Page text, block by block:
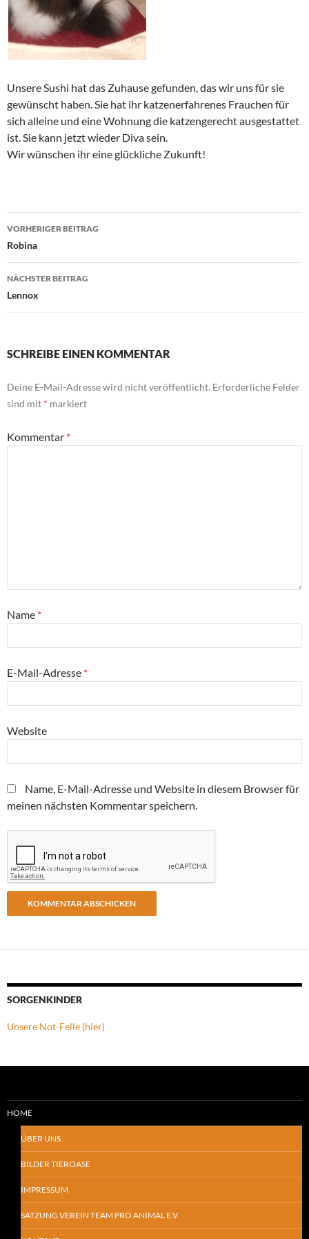
Unsere Sushi hat das Zuhause gefunden, das wir uns für sie
gewünscht haben. Sie hat ihr katzenerfahrenes Frauchen für
sich alleine und eine Wohnung die katzengerecht ausgestattet
ist. Sie kann jetzt wieder Diva sein.
Wir wünschen ihr eine glückliche Zukunft!
Beitragsnavigation
VORHERIGER BEITRAG
Robina
NÄCHSTER BEITRAG
Lennox
SCHREIBE EINEN KOMMENTAR
Deine E-Mail-Adresse wird nicht veröffentlicht. Erforderliche Felder
sind mit * markiert
Kommentar *
Name *
E-Mail-Adresse *
Website
Name, E-Mail-Adresse und Website in diesem Browser für
meinen nächsten Kommentar speichern.
SORGENKINDER
Unsere Not-Felle (hier)
HOME
ÜBER UNS
BILDER TIEROASE
IMPRESSUM
SATZUNG VEREIN TEAM PRO ANIMAL E.V.